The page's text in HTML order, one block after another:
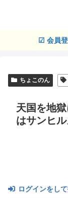
☑ 会員
ちょこのん
天国を地
はサンヒ
ログインをし